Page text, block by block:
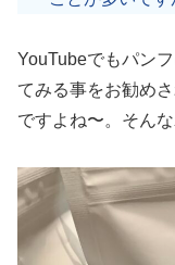
YouTubeでもパン
てみる事をお勧め
ですよね〜。そん